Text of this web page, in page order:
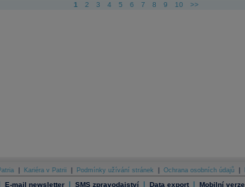
1 2 3 4 5 6 7 8 9 10 >>
Kariéra v Patrii Podmínky užívání stránek Ochrana osobních údajů
E-mail newsletter | SMS zpravodajství | Data export | Mobilní verze